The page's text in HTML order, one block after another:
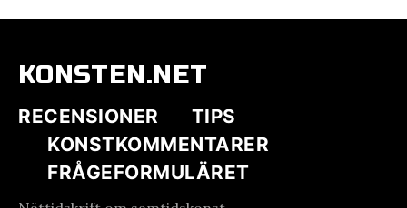
KONSTEN.NET
RECENSIONER
TIPS
KONSTKOMMENTARER
FRÅGEFORMULÄRET